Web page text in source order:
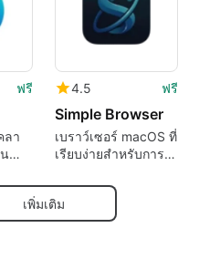
ฟรี
ลา
4.5 ฟรี
Simple Browser
เบราว์เซอร์ macOS ที่
เรียบง่ายสำหรับการ
และใช้ทรัพยากรน้อย
เพิ่มเติม